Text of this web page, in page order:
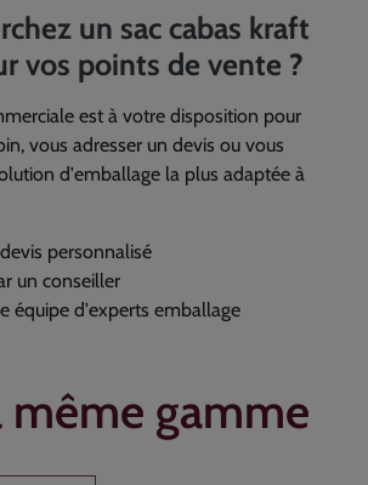
un sac cabas kraft
vos points de vente ?
est à votre disposition pour
vous adresser un devis ou vous
d'emballage la plus adaptée à
personnalisé
un conseiller
équipe d'experts emballage
même gamme